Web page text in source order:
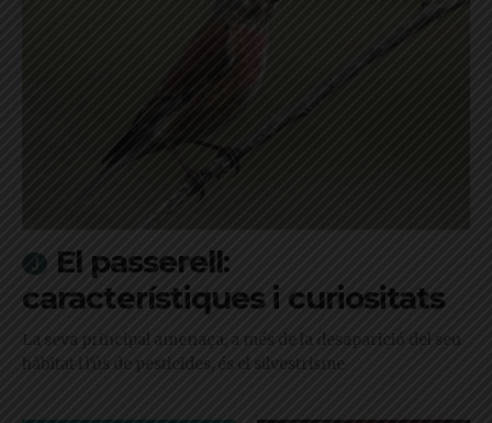
El passerell:
característiques i curiositats
La seva principal amenaça, a més de la desaparició del seu
hàbitat i l'ús de pesticides, és el silvestrisme